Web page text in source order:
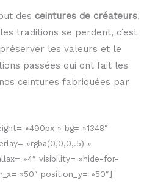
des ceintures de créateurs,
traditions se perdent, c’est
les valeurs et le
passées qui ont fait les
ceintures fabriquées par
»490px » bg= »1348″
»rgba(0,0,0,.5) »
»4″ visibility= »hide-for-
»50″ position_y= »50″]